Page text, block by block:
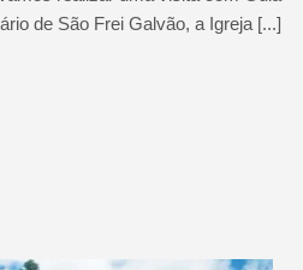
de São Frei Galvão, a Igreja [...]